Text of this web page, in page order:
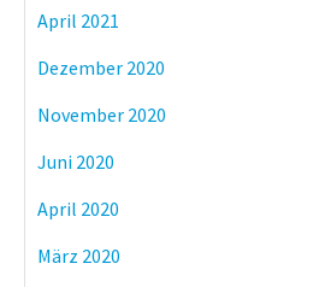
April 2021
Dezember 2020
November 2020
Juni 2020
April 2020
März 2020